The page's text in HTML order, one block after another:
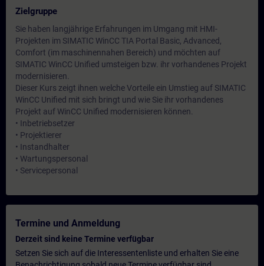
Zielgruppe
Sie haben langjährige Erfahrungen im Umgang mit HMI-
Projekten im SIMATIC WinCC TIA Portal Basic, Advanced,
Comfort (im maschinennahen Bereich) und möchten auf
SIMATIC WinCC Unified umsteigen bzw. ihr vorhandenes Projekt
modernisieren.
Dieser Kurs zeigt ihnen welche Vorteile ein Umstieg auf SIMATIC
WinCC Unified mit sich bringt und wie Sie ihr vorhandenes
Projekt auf WinCC Unified modernisieren können.
• Inbetriebsetzer
• Projektierer
• Instandhalter
• Wartungspersonal
• Servicepersonal
Termine und Anmeldung
Derzeit sind keine Termine verfügbar
Setzen Sie sich auf die Interessentenliste und erhalten Sie eine